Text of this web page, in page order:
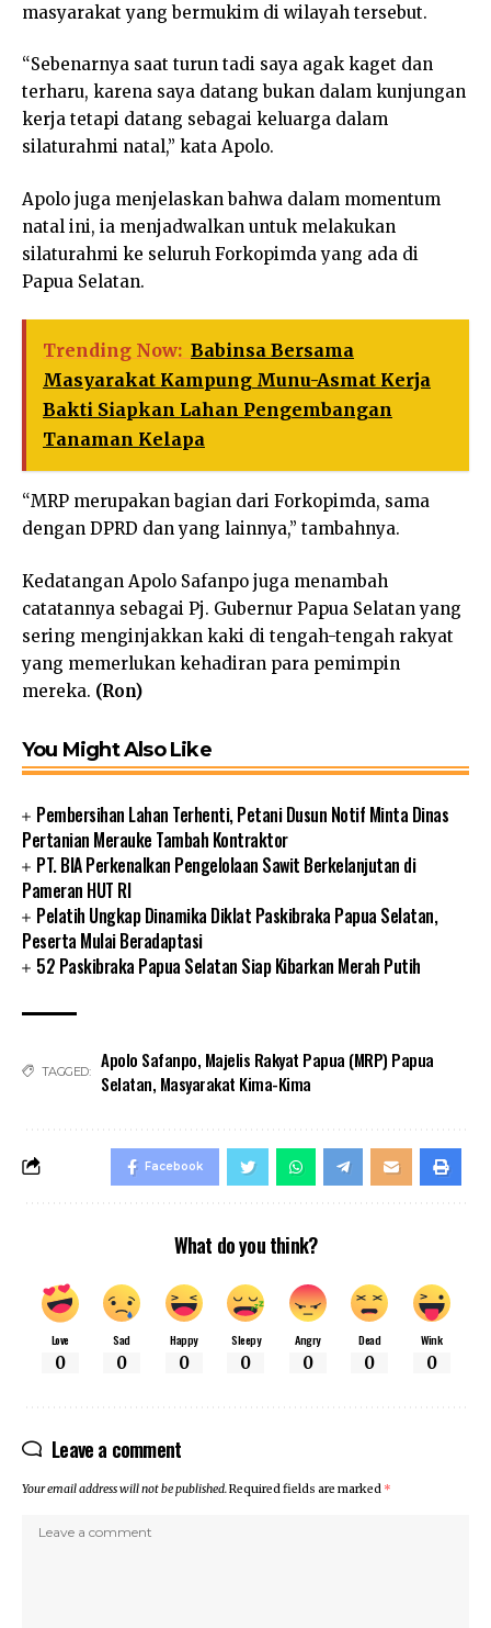
masyarakat yang bermukim di wilayah tersebut.
“Sebenarnya saat turun tadi saya agak kaget dan
terharu, karena saya datang bukan dalam kunjungan
kerja tetapi datang sebagai keluarga dalam
silaturahmi natal,” kata Apolo.
Apolo juga menjelaskan bahwa dalam momentum
natal ini, ia menjadwalkan untuk melakukan
silaturahmi ke seluruh Forkopimda yang ada di
Papua Selatan.
Trending Now: Babinsa Bersama
Masyarakat Kampung Munu-Asmat Kerja
Bakti Siapkan Lahan Pengembangan
Tanaman Kelapa
“MRP merupakan bagian dari Forkopimda, sama
dengan DPRD dan yang lainnya,” tambahnya.
Kedatangan Apolo Safanpo juga menambah
catatannya sebagai Pj. Gubernur Papua Selatan yang
sering menginjakkan kaki di tengah-tengah rakyat
yang memerlukan kehadiran para pemimpin
mereka. (Ron)
You Might Also Like
Pembersihan Lahan Terhenti, Petani Dusun Notif Minta Dinas
Pertanian Merauke Tambah Kontraktor
PT. BIA Perkenalkan Pengelolaan Sawit Berkelanjutan di
Pameran HUT RI
Pelatih Ungkap Dinamika Diklat Paskibraka Papua Selatan,
Peserta Mulai Beradaptasi
52 Paskibraka Papua Selatan Siap Kibarkan Merah Putih
TAGGED: Apolo Safanpo, Majelis Rakyat Papua (MRP) Papua
Selatan, Masyarakat Kima-Kima
Facebook
What do you think?
Love
0
Sad
0
Happy
0
Sleepy
0
Angry
0
Dead
0
Wink
0
Leave a comment
Your email address will not be published.Required fields are marked *